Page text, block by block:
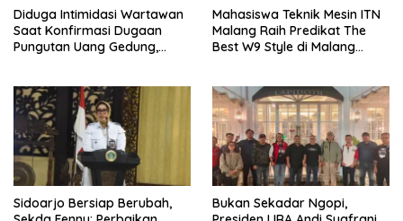
Diduga Intimidasi Wartawan
Saat Konfirmasi Dugaan
Pungutan Uang Gedung,
Buka suara
Mahasiswa Teknik Mesin ITN
Malang Raih Predikat The
Best W9 Style di Malang
Sidoarjo Bersiap Berubah,
Bukan Sekadar Ngopi,